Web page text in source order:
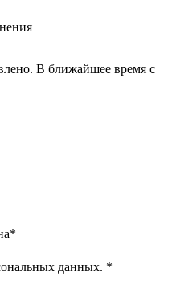
В ближайшее время с
*
данных. *